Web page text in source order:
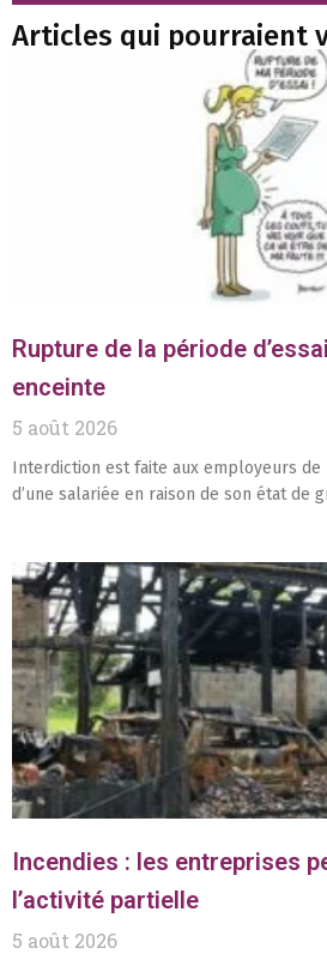
Articles qui pourraient
Rupture de la période
enceinte
5 août 2026
Interdiction est faite aux employeurs de
d’une salariée en raison de son état de
Incendies : les entreprises
l’activité partielle
5 août 2026